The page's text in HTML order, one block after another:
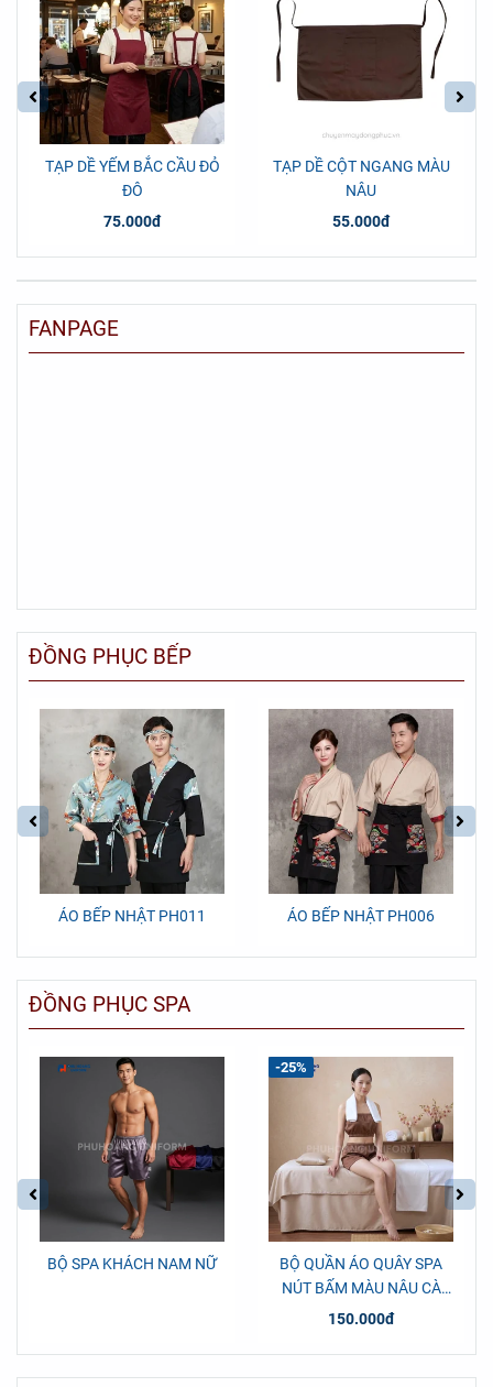
TẠP DỀ YẾM BẮC CẦU ĐỎ
ĐÔ
75.000đ
TẠP DỀ CỘT NGANG MÀU
NÂU
55.000đ
FANPAGE
ĐỒNG PHỤC BẾP
ÁO BẾP NHẬT PH011 ÁO BẾP NHẬT PH006
ĐỒNG PHỤC SPA
BỘ SPA KHÁCH NAM NỮ
BỘ QUẦN ÁO QUÂY SPA
NÚT BẤM MÀU NÂU CÀ
PHÊ
150.000đ
-25%